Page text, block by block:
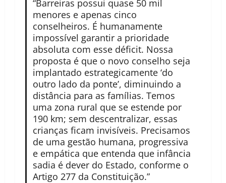
“Barreiras possui quase 50 mil
menores e apenas cinco
conselheiros. É humanamente
impossível garantir a prioridade
absoluta com esse déficit. Nossa
proposta é que o novo conselho seja
implantado estrategicamente ‘do
outro lado da ponte’, diminuindo a
distância para as famílias. Temos
uma zona rural que se estende por
190 km; sem descentralizar, essas
crianças ficam invisíveis. Precisamos
de uma gestão humana, progressiva
e empática que entenda que infância
sadia é dever do Estado, conforme o
Artigo 277 da Constituição.”